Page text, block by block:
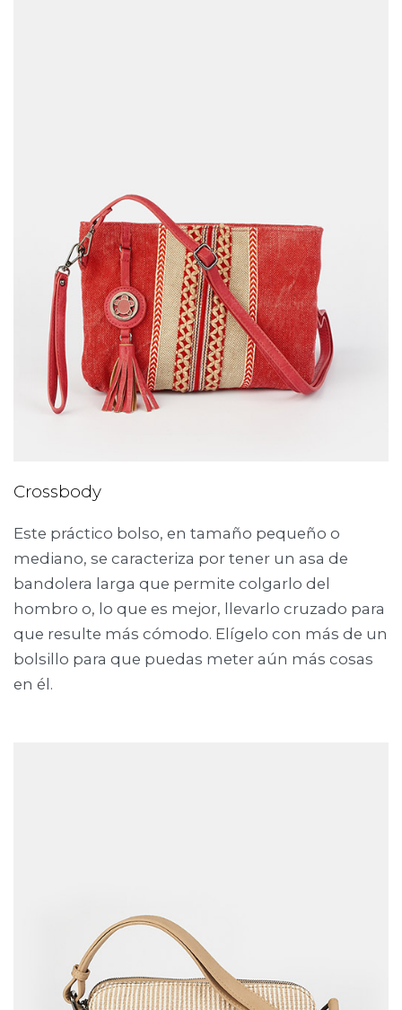
Crossbody
Este práctico bolso, en tamaño pequeño o
mediano, se caracteriza por tener un asa de
bandolera larga que permite colgarlo del
hombro o, lo que es mejor, llevarlo cruzado para
que resulte más cómodo. Elígelo con más de un
bolsillo para que puedas meter aún más cosas
en él.